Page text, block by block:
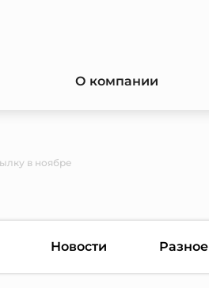
О компании
в ноябре
Новости Разное